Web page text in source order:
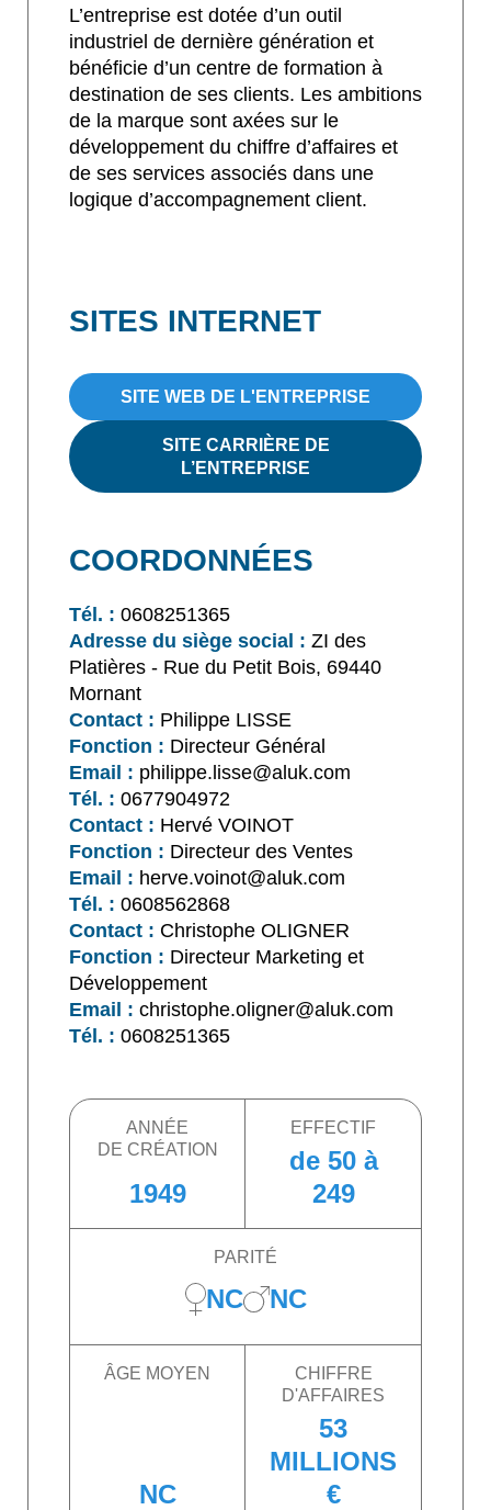
L’entreprise est dotée d’un outil
industriel de dernière génération et
bénéficie d’un centre de formation à
destination de ses clients. Les ambitions
de la marque sont axées sur le
développement du chiffre d’affaires et
de ses services associés dans une
logique d’accompagnement client.
SITES INTERNET
SITE WEB DE L'ENTREPRISE
SITE CARRIÈRE DE
L’ENTREPRISE
COORDONNÉES
Tél. : 0608251365
Adresse du siège social : ZI des
Platières - Rue du Petit Bois, 69440
Mornant
Contact : Philippe LISSE
Fonction : Directeur Général
Email : philippe.lisse@aluk.com
Tél. : 0677904972
Contact : Hervé VOINOT
Fonction : Directeur des Ventes
Email : herve.voinot@aluk.com
Tél. : 0608562868
Contact : Christophe OLIGNER
Fonction : Directeur Marketing et
Développement
Email : christophe.oligner@aluk.com
Tél. : 0608251365
ANNÉE
DE CRÉATION
1949
EFFECTIF
de 50 à
249
PARITÉ
NC NC
ÂGE MOYEN
NC
CHIFFRE
D'AFFAIRES
53
MILLIONS
€